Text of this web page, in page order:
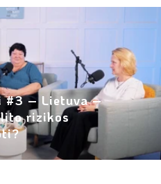
#3 – Lietuva –
rizikos